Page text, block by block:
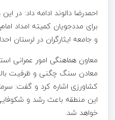
احمدرضا دالوند ادامه داد: در
برای مددجویان کمیته امداد
و جامعه ایثارگران در لرستان
معاون هماهنگی امور عمرانی
معادن سنگ چگنی و ظرفیت
کشاورزی اشاره کرد و گفت:
این منطقه باعث رشد و
خواهد شد.